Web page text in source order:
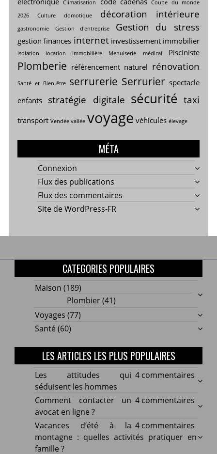
Climatisation
Coupe du monde
2026
Culture domotique décoration intérieure
gastronomie Gestion d'entreprise Gestion du stress
gestion finances internet investissement immobilier
isolation location immobilière Menuiserie médical Pisciniste
Plomberie référencement naturel rénovation
Santé et Bien-être serrurerie Serrurier spectacle
enfants
stratégie digitale sécurité taxi
transport Vendée vallée voyage véhicules élevage
MÉTA
Connexion
Flux des publications
Flux des commentaires
Site de WordPress-FR
CATEGORIES POPULAIRES
Maison (189)
Plombier(41)
Voyages (77)
Santé (60)
LES ARTICLES LES PLUS POPULAIRES
4 commentaires
Les
qui
Les attitudes qui
séduisent les hommes
4 commentaires
un
Comment contacter un
avocat en ligne ?
4 commentaires
Vacances d’été à la
montagne : quelles activités pratiquer en
famille ?